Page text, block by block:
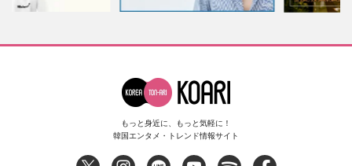
もっと身近に、もっと気軽に！
韓国エンタメ・トレンド情報サイト